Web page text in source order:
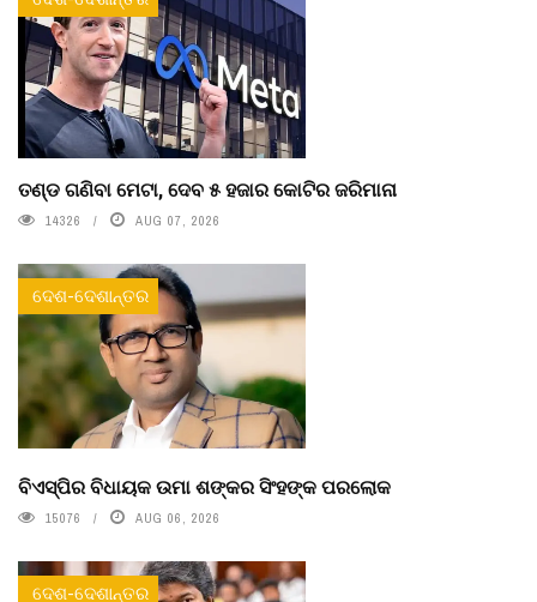
ତଣ୍ଡ ଗଣିବା ମେଟା, ଦେବ ୫ ହଜାର କୋଟିର ଜରିମାନା
14326 AUG 07, 2026
ଦେଶ-ଦେଶାନ୍ତର
ବିଏସ୍‌ପିର ବିଧାୟକ ଉମା ଶଙ୍କର ସିଂହଙ୍କ ପରଲୋକ
15076 AUG 06, 2026
ଦେଶ-ଦେଶାନ୍ତର